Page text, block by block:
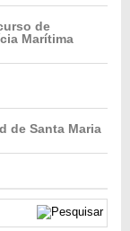
de
Marítima
de Santa Maria